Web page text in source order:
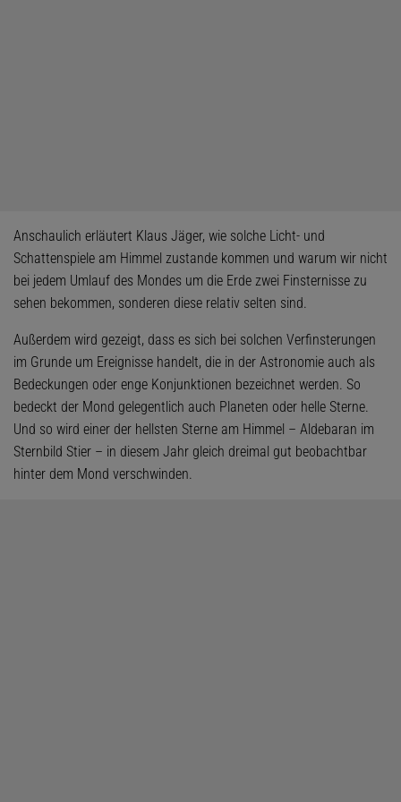
Anschaulich erläutert Klaus Jäger, wie solche Licht- und
Schattenspiele am Himmel zustande kommen und warum wir nicht
bei jedem Umlauf des Mondes um die Erde zwei Finsternisse zu
sehen bekommen, sonderen diese relativ selten sind.
Außerdem wird gezeigt, dass es sich bei solchen Verfinsterungen
im Grunde um Ereignisse handelt, die in der Astronomie auch als
Bedeckungen oder enge Konjunktionen bezeichnet werden. So
bedeckt der Mond gelegentlich auch Planeten oder helle Sterne.
Und so wird einer der hellsten Sterne am Himmel – Aldebaran im
Sternbild Stier – in diesem Jahr gleich dreimal gut beobachtbar
hinter dem Mond verschwinden.